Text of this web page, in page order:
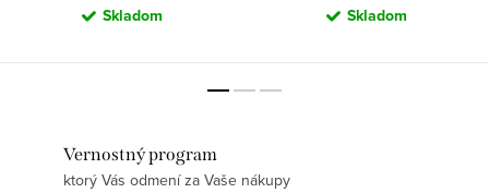
Skladom Skladom
Vernostný program
ktorý Vás odmení za Vaše nákupy